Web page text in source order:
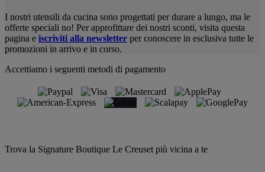
I nostri utensili da cucina sono progettati per durare a lungo, ma le
offerte speciali no! Per approfittare dei nostri sconti, visita questa
pagina e iscriviti alla newsletter per conoscere in esclusiva tutte le
promozioni in arrivo e in corso.
Accettiamo i seguenti metodi di pagamento
Trova la Signature Boutique Le Creuset più vicina a te